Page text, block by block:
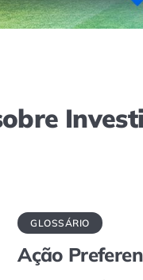
GLOSSÁRIO
Ação